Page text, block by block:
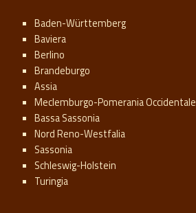
Baden-Württemberg
Baviera
Berlino
Brandeburgo
Assia
Meclemburgo-Pomerania Occidentale
Bassa Sassonia
Nord Reno-Westfalia
Sassonia
Schleswig-Holstein
Turingia